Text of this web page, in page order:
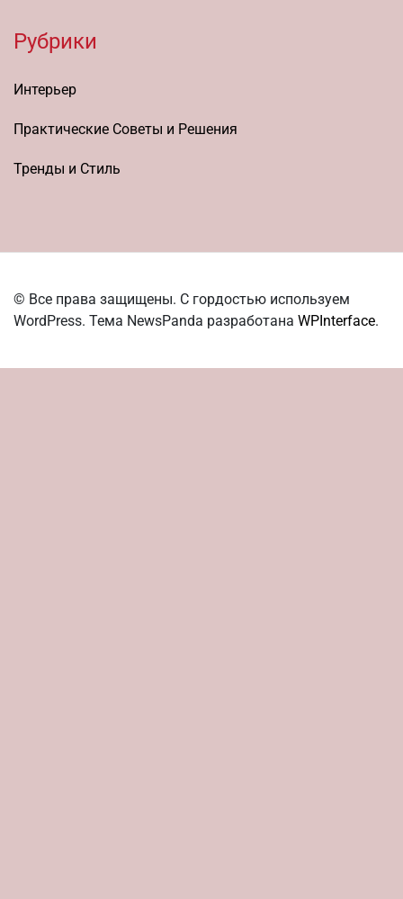
Рубрики
Интерьер
Практические Советы и Решения
Тренды и Стиль
© Все права защищены. С гордостью используем
WordPress. Тема NewsPanda разработана WPInterface.